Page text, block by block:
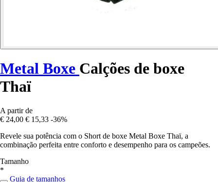
Metal Boxe Calções de boxe
Thaï
A partir de
€ 24,00 € 15,33 -36%
Revele sua potência com o Short de boxe Metal Boxe Thaï, a
combinação perfeita entre conforto e desempenho para os campeões.
Tamanho
*
Guia de tamanhos